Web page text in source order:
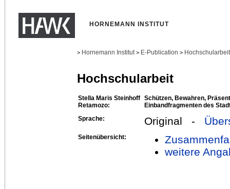
HORNEMANN INSTITUT
> Hornemann Institut > E-Publication >
Hochschularbeit
Stella Maris Steinhoff
Retamozo:
Schützen, Bewahren,
Einbandfragmenten des
Sprache:
Original -
Seitenübersicht:
weitere